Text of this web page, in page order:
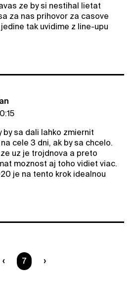
ze by si nestihal lietat
za nas prihovor za casove
tak uvidime z line-upu
by sa dali lahko zmiernit
cele 3 dni, ak by sa chcelo.
uz je trojdnova a preto
moznost aj toho vidiet viac.
je na tento krok idealnou
You are on page
7